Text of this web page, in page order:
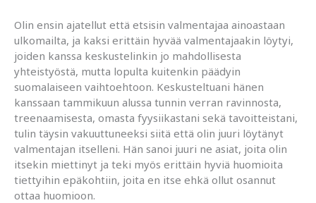
Olin ensin ajatellut että etsisin valmentajaa ainoastaan
ulkomailta, ja kaksi erittäin hyvää valmentajaakin löytyi,
joiden kanssa keskustelinkin jo mahdollisesta
yhteistyöstä, mutta lopulta kuitenkin päädyin
suomalaiseen vaihtoehtoon. Keskusteltuani hänen
kanssaan tammikuun alussa tunnin verran ravinnosta,
treenaamisesta, omasta fyysiikastani sekä tavoitteistani,
tulin täysin vakuuttuneeksi siitä että olin juuri löytänyt
valmentajan itselleni. Hän sanoi juuri ne asiat, joita olin
itsekin miettinyt ja teki myös erittäin hyviä huomioita
tiettyihin epäkohtiin, joita en itse ehkä ollut osannut
ottaa huomioon.